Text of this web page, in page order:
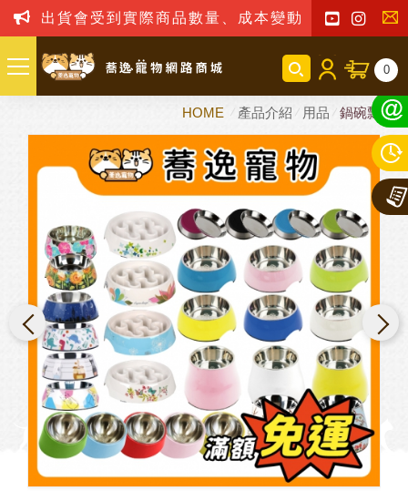
出貨會受到實際商品數量、成本變動之影響，我司保
聯
我
們
0
HOME 產品介紹 用品 鍋碗瓢盆